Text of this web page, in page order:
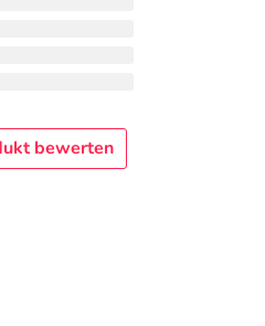
bewerten